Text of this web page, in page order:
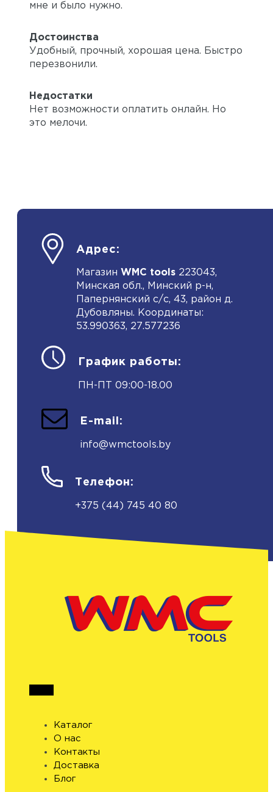
мне и было нужно.
Достоинства
Удобный, прочный, хорошая цена. Быстро
перезвонили.
Недостатки
Нет возможности оплатить онлайн. Но
это мелочи.
Адрес:
Магазин WMC tools 223043,
Минская обл., Минский р-н,
Папернянский с/с, 43, район д.
Дубовляны. Координаты:
53.990363, 27.577236
График работы:
ПН-ПТ 09:00-18.00
E-mail:
info@wmctools.by
Телефон:
+375 (44) 745 40 80
Каталог
О нас
Контакты
Доставка
Блог